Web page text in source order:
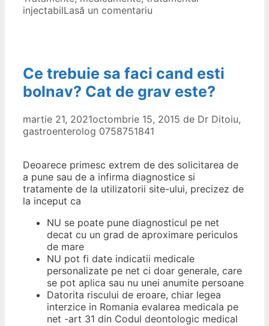
injectabilLasă un comentariu
Ce trebuie sa faci cand esti
bolnav? Cat de grav este?
martie 21, 2021octombrie 15, 2015 de Dr Ditoiu,
gastroenterolog 0758751841
Deoarece primesc extrem de des solicitarea de
a pune sau de a infirma diagnostice si
tratamente de la utilizatorii site-ului, precizez de
la inceput ca
NU se poate pune diagnosticul pe net
decat cu un grad de aproximare periculos
de mare
NU pot fi date indicatii medicale
personalizate pe net ci doar generale, care
se pot aplica sau nu unei anumite persoane
Datorita riscului de eroare, chiar legea
interzice in Romania evalarea medicala pe
net -art 31 din Codul deontologic medical